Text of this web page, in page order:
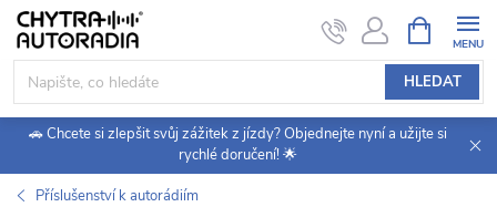
Přejít
obsah
HLEDAT
NÁKUPNÍ
KOŠÍK
🚗 Chcete si zlepšit svůj zážitek z jízdy? Objednejte nyní a užijte si
rychlé doručení! 🌟
Příslušenství k autorádiím